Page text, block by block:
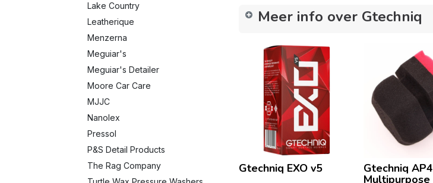
Lake Country
Leatherique
Menzerna
Meguiar's
Meguiar's Detailer
Moore Car Care
MJJC
Nanolex
Pressol
P&S Detail Products
The Rag Company
Meer info over Gtechniq
Gtechniq EXO v5 Gtechniq AP4
Multipurpose